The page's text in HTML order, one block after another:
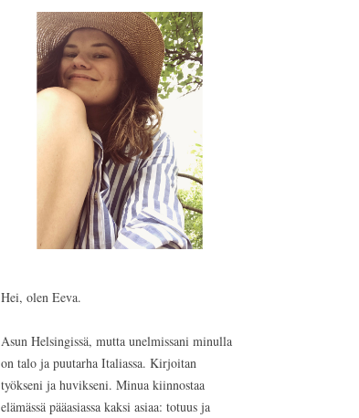
Hei, olen Eeva.
Asun Helsingissä, mutta unelmissani minulla
on talo ja puutarha Italiassa. Kirjoitan
työkseni ja huvikseni. Minua kiinnostaa
elämässä pääasiassa kaksi asiaa: totuus ja